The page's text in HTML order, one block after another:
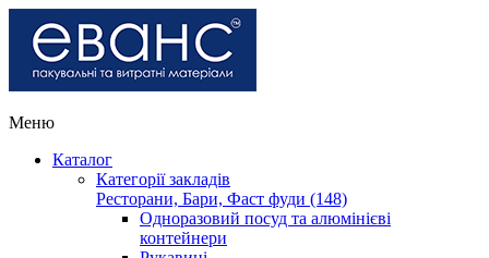
Меню
Каталог
Категорії закладів
Ресторани, Бари, Фаст фуди (148)
Одноразовий посуд та алюмінієві
контейнери